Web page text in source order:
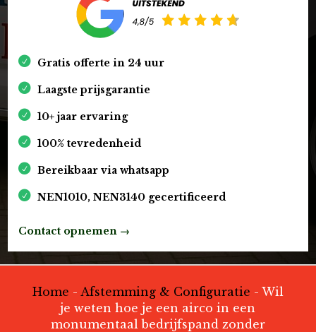
Gratis offerte in 24 uur
Laagste prijsgarantie
10+ jaar ervaring
100% tevredenheid
Bereikbaar via whatsapp
NEN1010, NEN3140 gecertificeerd
Contact opnemen →
Home - Afstemming & Configuratie - Wil
je weten hoe je een airco in een
monumentaal bedrijfspand zonder